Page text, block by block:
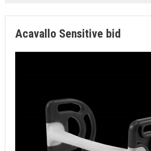
FAVORIT
Acavallo Sensitive bid